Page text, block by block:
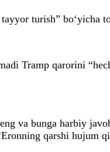
turish” bo‘yicha
Tramp qarorini
va bunga harbiy
qarshi hujum